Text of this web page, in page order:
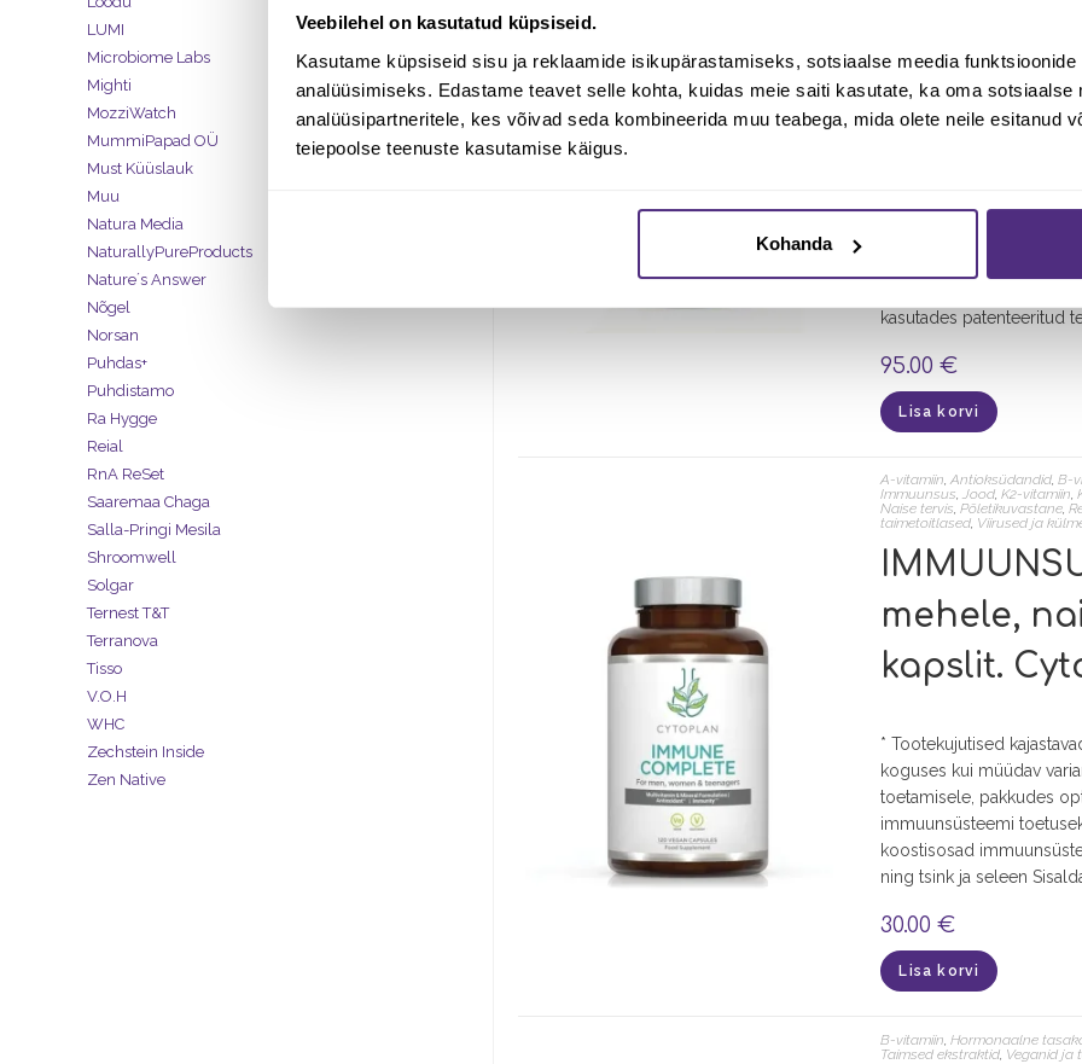
Veebilehel on kasutatud küpsiseid.
Kasutame küpsiseid sisu ja reklaamide isikupärastamiseks, sotsiaalse meedia
analüüsimiseks. Edastame teavet selle kohta, kuidas meie saiti kasutate, ka oma sotsiaalse
analüüsipartneritele, kes võivad seda kombineerida muu teabega, mida olete neile esitanud
teiepoolse teenuste kasutamise käigus.
Kohanda
ReMyte®
ml. RnA
Solution
Toidulisand 12 erineva
kontsentraat. NSF
kinnitab, et toote
saasteainete suhtes.
kasutades patenteeritud
95.00€
Lisa korvi
A-vitamiin,Antioksüdandid,B-
Immuunsus,Jood,K2-vitamiin,
Naise tervis,Põletikuvastane,
taimetoitlased, Viirused ja
mehele,
kapslit.
* Tootekujutised
koguses kui müüdav
toetamisele, pakkudes
immuunsüsteemi
koostisosad
ning tsink ja seleen
30.00€
Lisa korvi
B-vitamiin ,Hormonaalne
Taimsed ekstraktid Veganid ja
LUMI
Microbiome Labs
Mighti
MozziWatch
MummiPapad OÜ
Must Küüslauk
Muu
Natura Media
NaturallyPureProducts
Nature´s Answer
Nõgel
Norsan
Puhdas+
Puhdistamo
Ra Hygge
Reial
RnA ReSet
Saaremaa Chaga
Salla-Pringi Mesila
Shroomwell
Solgar
Ternest T&T
Terranova
Tisso
V.O.H
WHC
Zechstein Inside
Zen Native